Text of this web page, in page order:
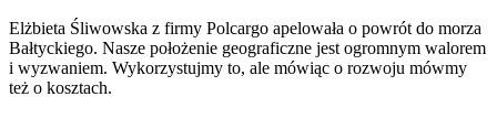
Elżbieta Śliwowska z firmy Polcargo apelowała o powrót do morza
Bałtyckiego. Nasze położenie geograficzne jest ogromnym walorem
i wyzwaniem. Wykorzystujmy to, ale mówiąc o rozwoju mówmy
też o kosztach.